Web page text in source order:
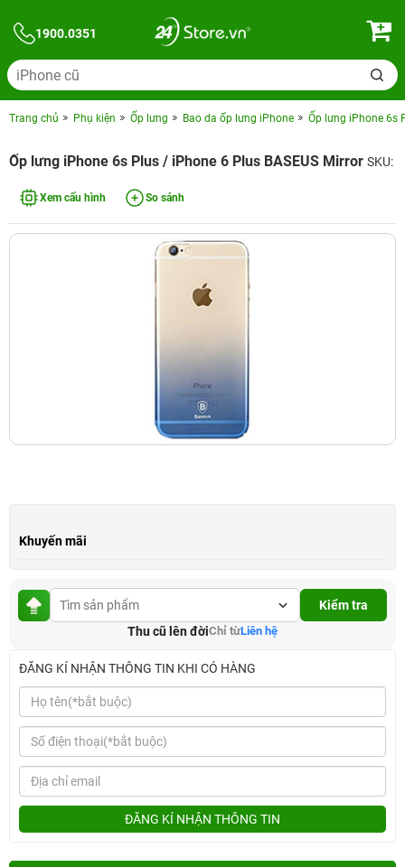
1900.0351
Trang chủ Phụ kiện Ốp lưng Bao da ốp lưng iPhone Ốp lưng iPhone 6s
Ốp lưng iPhone 6s Plus / iPhone 6 Plus BASEUS Mirror SKU:
Xem cấu hình So sánh
Khuyến mãi
Kiểm tra
Thu cũ lên đờiChỉ từLiên hệ
ĐĂNG KÍ NHẬN THÔNG TIN KHI CÓ HÀNG
ĐĂNG KÍ NHẬN THÔNG TIN